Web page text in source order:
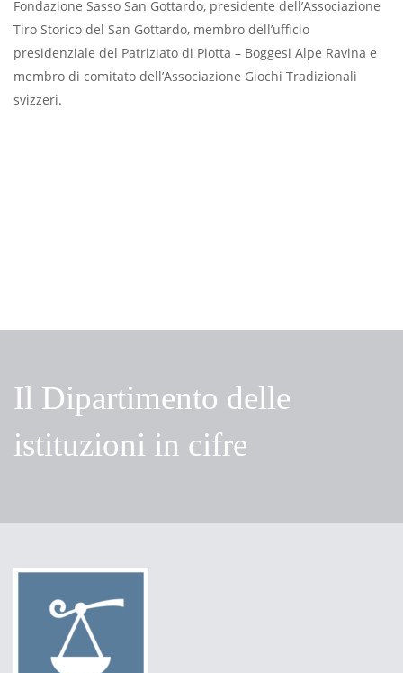
Fondazione Sasso San Gottardo, presidente dell’Associazione
Tiro Storico del San Gottardo, membro dell’ufficio
presidenziale del Patriziato di Piotta – Boggesi Alpe Ravina e
membro di comitato dell’Associazione Giochi Tradizionali
svizzeri.
Il Dipartimento delle
istituzioni in cifre